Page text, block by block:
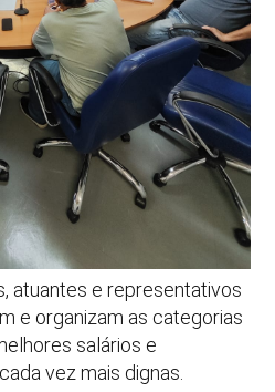
atuantes e representativos
e organizam as categorias
salários e
vez mais dignas.